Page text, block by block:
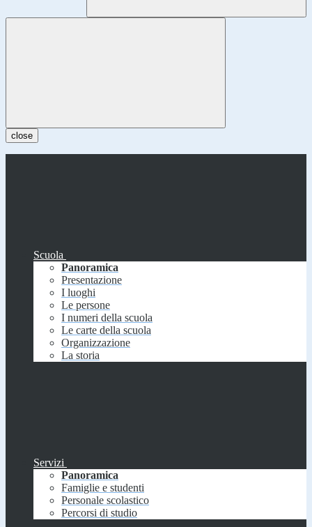
close
Scuola
Panoramica
Presentazione
I luoghi
Le persone
I numeri della scuola
Le carte della scuola
Organizzazione
La storia
Servizi
Panoramica
Famiglie e studenti
Personale scolastico
Percorsi di studio